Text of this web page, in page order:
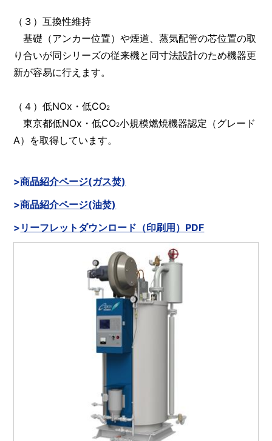
（３）互換性維持
基礎（アンカー位置）や煙道、蒸気配管の芯位置の取
り合いが同シリーズの従来機と同寸法設計のため機器更
新が容易に行えます。
（４）低NOx・低CO2
東京都低NOx・低CO2小規模燃焼機器認定（グレード
A）を取得しています。
商品紹介ページ(ガス焚)
商品紹介ページ(油焚)
リーフレットダウンロード（印刷用）PDF